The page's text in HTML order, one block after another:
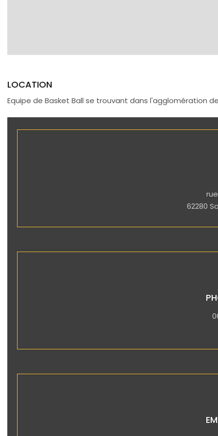
LOCATION
Equipe de Basket Ball se trouvant dans l'agglomération
62280